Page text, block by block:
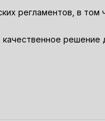
регламентов, в